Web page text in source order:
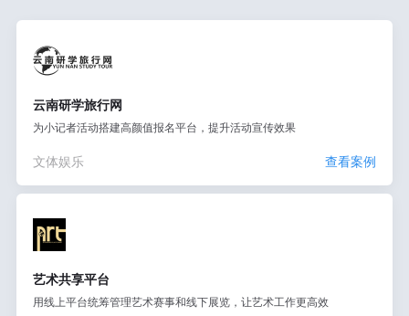
云南研学旅行网
为小记者活动搭建高颜值报名平台，提升活动宣传效果
文体娱乐 查看案例
艺术共享平台
用线上平台统筹管理艺术赛事和线下展览，让艺术工作更高效